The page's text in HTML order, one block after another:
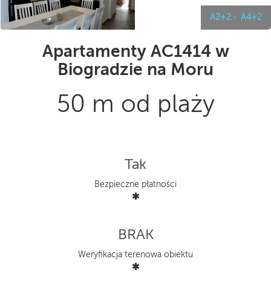
A2+2 · A4+2
Apartamenty AC1414 w
Biogradzie na Moru
50 m od plaży
Tak
Bezpieczne płatności
BRAK
Weryfikacja terenowa obiektu